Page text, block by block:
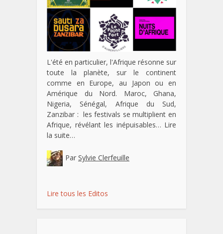
L'été en particulier, l'Afrique résonne sur
toute la planète, sur le continent
comme en Europe, au Japon ou en
Amérique du Nord. Maroc, Ghana,
Nigeria, Sénégal, Afrique du Sud,
Zanzibar : les festivals se multiplient en
Afrique, révélant les inépuisables… Lire
la suite…
Par Sylvie Clerfeuille
Lire tous les Editos